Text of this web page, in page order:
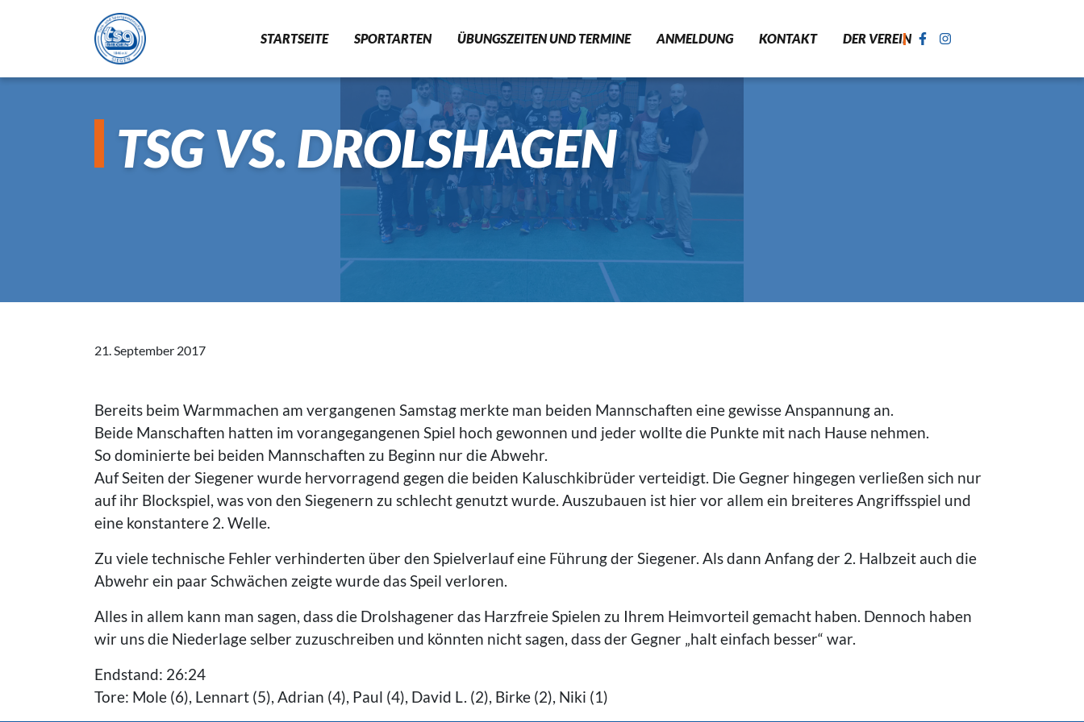
STARTSEITE SPORTARTEN ÜBUNGSZEITEN UND TERMINE ANMELDUNG KONTAKT DER VEREIN
FITNESS RHYTHMISCHE SPORTGYMNASTIK
BADMINTON HANDBALL
TSG VS. DROLSHAGEN
21. September 2017
Bereits beim Warmmachen am vergangenen Samstag merkte man beiden Mannschaften eine gewisse Anspannung an.
Beide Manschaften hatten im vorangegangenen Spiel hoch gewonnen und jeder wollte die Punkte mit nach Hause nehmen.
So dominierte bei beiden Mannschaften zu Beginn nur die Abwehr.
Auf Seiten der Siegener wurde hervorragend gegen die beiden Kaluschkibrüder verteidigt. Die Gegner hingegen verließen sich nur
auf ihr Blockspiel, was von den Siegenern zu schlecht genutzt wurde. Auszubauen ist hier vor allem ein breiteres Angriffsspiel und
eine konstantere 2. Welle.
Zu viele technische Fehler verhinderten über den Spielverlauf eine Führung der Siegener. Als dann Anfang der 2. Halbzeit auch die
Abwehr ein paar Schwächen zeigte wurde das Speil verloren.
Alles in allem kann man sagen, dass die Drolshagener das Harzfreie Spielen zu Ihrem Heimvorteil gemacht haben. Dennoch haben
wir uns die Niederlage selber zuzuschreiben und könnten nicht sagen, dass der Gegner „halt einfach besser“ war.
Endstand: 26:24
Tore: Mole (6), Lennart (5), Adrian (4), Paul (4), David L. (2), Birke (2), Niki (1)